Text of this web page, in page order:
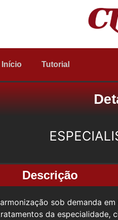
Início Tutorial
Descrição
sob demanda
da especialidade,